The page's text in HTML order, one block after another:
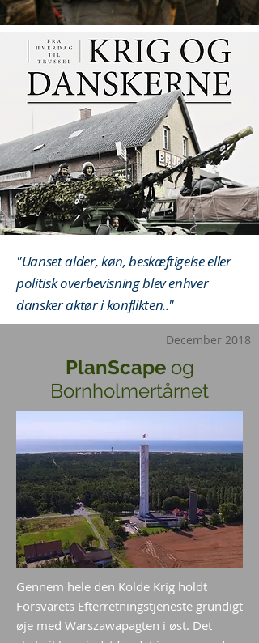
"Uanset alder, køn, beskæftigelse eller
politisk overbevisning blev enhver
dansker aktør i konflikten.."
December 2018
PlanScapeog
Bornholmertårnet
Gennem hele den Kolde Krig holdt
Forsvarets Efterretningstjeneste grundigt
øje med Warszawapagten i øst. Det